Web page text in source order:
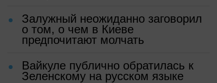
Залужный неожиданно заговорил
о том, о чем в Киеве
предпочитают молчать
Вайкуле публично обратилась к
Зеленскому на русском языке